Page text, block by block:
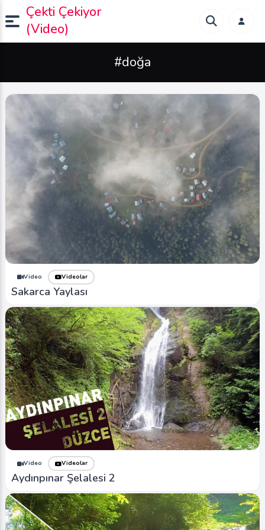
Çekti Çekiyor
(Video)
#doğa
Video Videolar
Sakarca Yaylası
Video Videolar
Aydınpınar Şelalesi 2